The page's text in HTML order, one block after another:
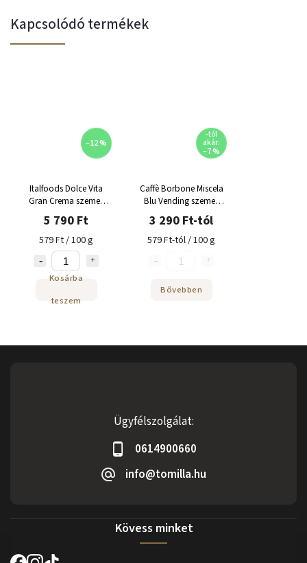
Kapcsolódó termékek
–12 %
Italfoods Dolce Vita
Gran Crema szemes
kávé 1 kg
5 790 Ft
579 Ft / 100 g
Kosárba
teszem
-tól
akár:
–7 %
Caffè Borbone Miscela
Blu Vending szemes
kávé
3 290 Ft-tól
579 Ft-tól / 100 g
Bővebben
Ügyfélszolgálat:
0614900660
info@tomilla.hu
Kövess minket